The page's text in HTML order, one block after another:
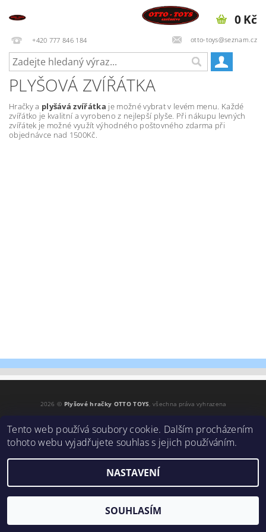
+420 777 846 184 otto-toys@seznam.cz
0 Kč
PLYŠOVÁ ZVÍŘÁTKA
Hračky a plyšává zvířátka je možné vybrat v levém menu. Každé
zvířátko je kvalitní a vyrobeno z nejlepší plyše. Při nákupu levných
zvířátek je možné využít výhodného poštovného zdarma při
objednávce nad 1500Kč.
2026 © Plyšové hračky OTTO TOYS, všechna práva vyhrazena
Vytvořil Shoptet
Tento web používá soubory cookie. Dalším procházením
tohoto webu vyjadřujete souhlas s jejich používáním.
NASTAVENÍ
SOUHLASÍM